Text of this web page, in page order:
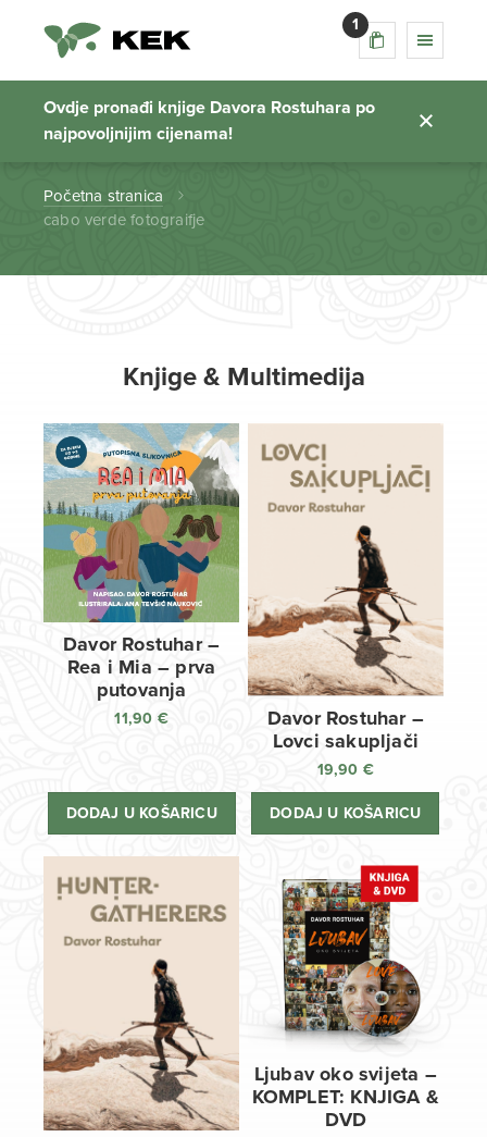
1
Ovdje pronađi knjige Davora Rostuhara po
najpovoljnijim cijenama!
cabo verde
fotograifje
Početna stranica
cabo verde fotograifje
Knjige & Multimedija
Davor Rostuhar –
Rea i Mia – prva
putovanja
11,90 €
DODAJ U KOŠARICU
Davor Rostuhar –
Lovci sakupljači
19,90 €
DODAJ U KOŠARICU
Ljubav oko svijeta –
KOMPLET: KNJIGA &
DVD